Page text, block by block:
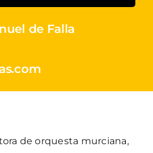
de Falla
de orquesta murciana,